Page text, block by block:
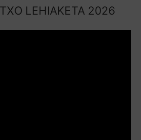
LEHIAKETA 2026